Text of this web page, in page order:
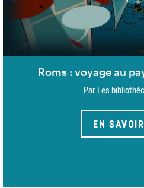
Roms : voyage au
Par Les
EN